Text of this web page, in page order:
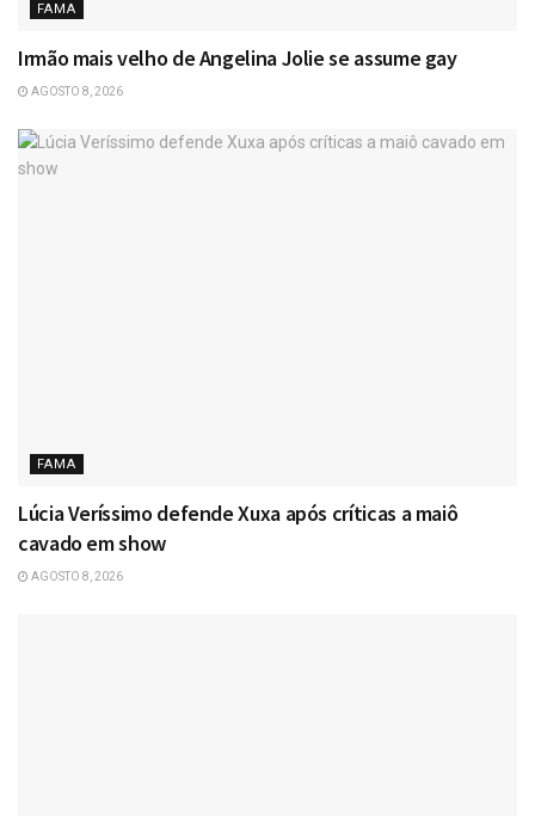
FAMA
Irmão mais velho de Angelina Jolie se assume gay
AGOSTO 8, 2026
FAMA
Lúcia Veríssimo defende Xuxa após críticas a maiô
cavado em show
AGOSTO 8, 2026